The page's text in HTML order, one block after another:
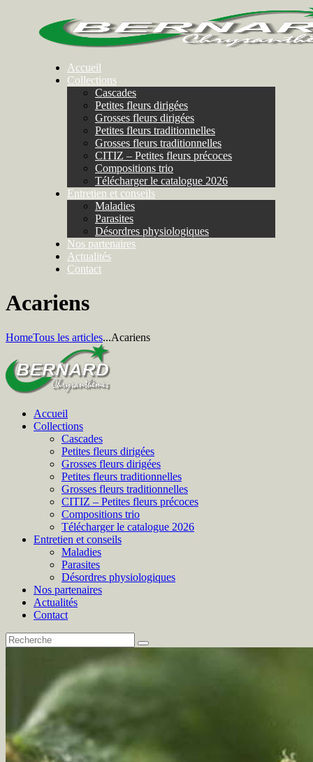
Accueil
Collections
Cascades
Petites fleurs dirigées
Grosses fleurs dirigées
Petites fleurs traditionnelles
Grosses fleurs traditionnelles
CITIZ – Petites fleurs précoces
Compositions trio
Télécharger le catalogue 2026
Entretien et conseils
Maladies
Parasites
Désordres physiologiques
Nos partenaires
Actualités
Contact
Acariens
HomeTous les articles...Acariens
Accueil
Collections
Cascades
Petites fleurs dirigées
Grosses fleurs dirigées
Petites fleurs traditionnelles
Grosses fleurs traditionnelles
CITIZ – Petites fleurs précoces
Compositions trio
Télécharger le catalogue 2026
Entretien et conseils
Maladies
Parasites
Désordres physiologiques
Nos partenaires
Actualités
Contact